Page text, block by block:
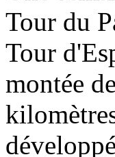
Tour du
Tour
montée
développé